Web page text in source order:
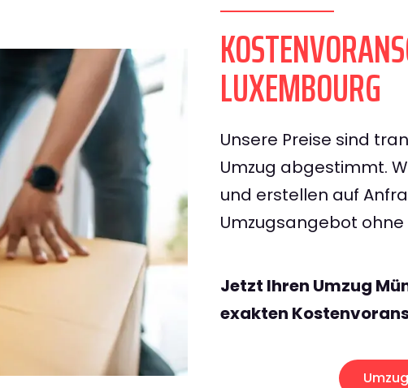
LUXEMBOURG
Unsere Preise sind
Umzug abgestimmt.
und erstellen auf
Umzugsangebot
Jetzt Ihren Umzug
exakten